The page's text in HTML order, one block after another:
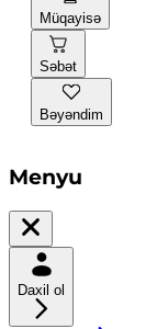
Müqayisə
Səbət
Bəyəndim
Menyu
Daxil ol